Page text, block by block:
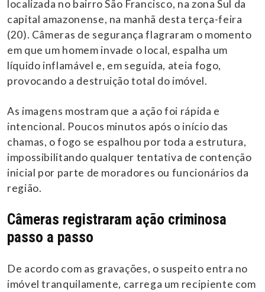
localizada no bairro São Francisco, na zona Sul da
capital amazonense, na manhã desta terça-feira
(20). Câmeras de segurança flagraram o momento
em que um homem invade o local, espalha um
líquido inflamável e, em seguida, ateia fogo,
provocando a destruição total do imóvel.
As imagens mostram que a ação foi rápida e
intencional. Poucos minutos após o início das
chamas, o fogo se espalhou por toda a estrutura,
impossibilitando qualquer tentativa de contenção
inicial por parte de moradores ou funcionários da
região.
Câmeras registraram ação criminosa
passo a passo
De acordo com as gravações, o suspeito entra no
imóvel tranquilamente, carrega um recipiente com